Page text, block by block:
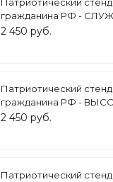
Патриотический
гражданина РФ -
ОТЕЧЕСТВУ" 0,7х1м арт.
2 450 руб.
Патриотический
гражданина РФ -
НРАВСТВЕННЫЕ
2 450 руб.
Патриотический